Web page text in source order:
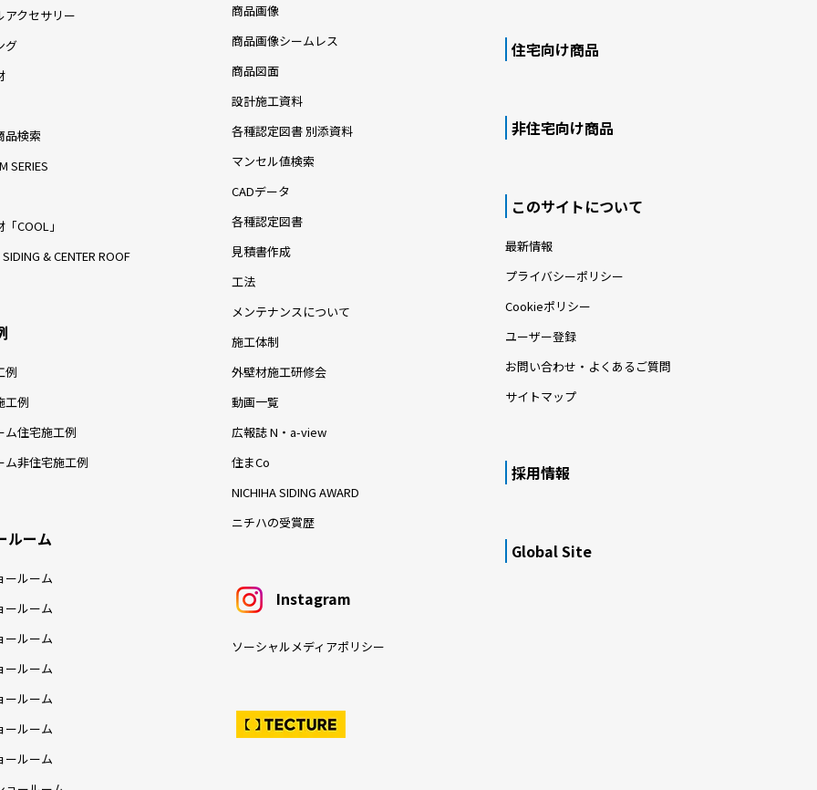
アクセサリー
グ
品検索
SERIES
COOL」
SIDING & CENTER ROOF
例
工例
ム住宅施工例
ム非住宅施工例
ルーム
ールーム
ールーム
ールーム
ールーム
ールーム
ールーム
ールーム
商品画像
商品画像シームレス
商品図面
設計施工資料
各種認定図書 別添資料
マンセル値検索
CADデータ
各種認定図書
見積書作成
工法
メンテナンスについて
施工体制
外壁材施工研修会
動画一覧
広報誌 N・a-view
住まCo
NICHIHA SIDING AWARD
ニチハの受賞歴
Instagram
ソーシャルメディアポリシー
住宅向け商品
非住宅向け商品
このサイトについて
最新情報
プライバシーポリシー
Cookieポリシー
ユーザー登録
お問い合わせ・よくあるご質問
サイトマップ
採用情報
Global Site